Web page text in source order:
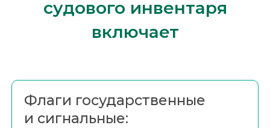
судового инвентаря
включает
Флаги государственные
и сигнальные: